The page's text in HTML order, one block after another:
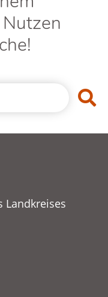
Landkreises